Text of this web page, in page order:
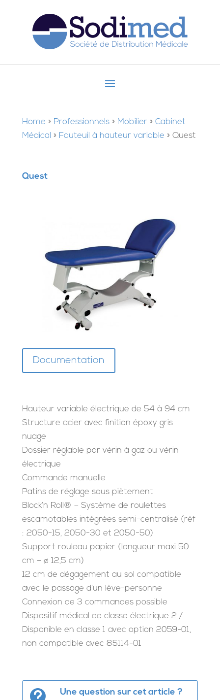
Home » Professionnels» Mobilier » Cabinet
Médical » Fauteuil à hauteur variable » Quest
Quest
Documentation
Hauteur variable électrique de 54 à 94 cm
Structure acier avec finition époxy gris
nuage
Dossier réglable par vérin à gaz ou vérin
électrique
Commande manuelle
Patins de réglage sous piètement
Block’n Roll® – Système de roulettes
escamotables intégrées semi-centralisé (réf
: 2050-15, 2050-30 et 2050-50)
Support rouleau papier (longueur maxi 50
cm – ø 12,5 cm)
12 cm de dégagement au sol compatible
avec le passage d’un lève-personne
Connexion de 3 commandes possible
Dispositif médical de classe électrique 2 /
Disponible en classe 1 avec option 2059-01,
non compatible avec 85114-01
 Une question sur cet article ?